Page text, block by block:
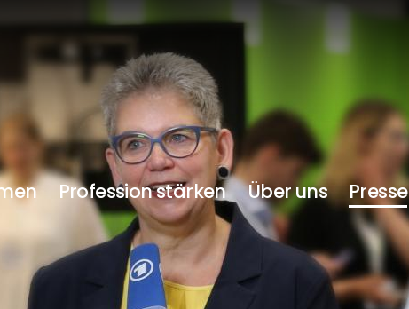
Profession stärken Über uns Presse